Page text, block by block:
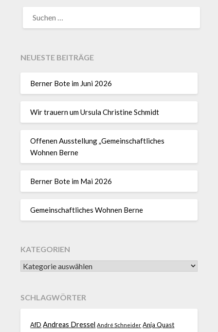
NEUESTE BEITRÄGE
Berner Bote im Juni 2026
Wir trauern um Ursula Christine Schmidt
Offenen Ausstellung „Gemeinschaftliches
Wohnen Berne
Berner Bote im Mai 2026
Gemeinschaftliches Wohnen Berne
KATEGORIEN
SCHLAGWÖRTER
AfD Andreas Dressel André Schneider Anja Quast